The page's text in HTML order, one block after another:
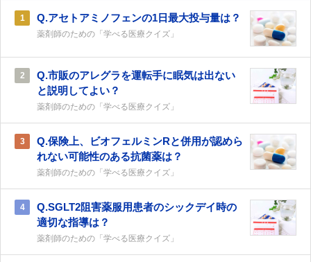
1 Q.アセトアミノフェンの1日最大投与量は？
薬剤師のための「学べる医療クイズ」
2
Q.市販のアレグラを運転手に眠気は出ない
と説明してよい？
薬剤師のための「学べる医療クイズ」
3
Q.保険上、ビオフェルミンRと併用が認めら
れない可能性のある抗菌薬は？
薬剤師のための「学べる医療クイズ」
4
Q.SGLT2阻害薬服用患者のシックデイ時の
適切な指導は？
薬剤師のための「学べる医療クイズ」